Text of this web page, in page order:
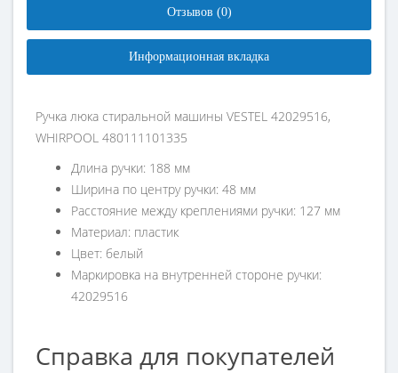
Отзывов (0)
Информационная вкладка
Ручка люка стиральной машины VESTEL 42029516,
WHIRPOOL 480111101335
Длина ручки: 188 мм
Ширина по центру ручки: 48 мм
Расстояние между креплениями ручки: 127 мм
Материал: пластик
Цвет: белый
Маркировка на внутренней стороне ручки:
42029516
Справка для покупателей